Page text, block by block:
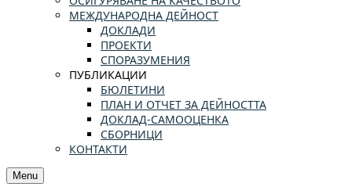
МЕЖДУНАРОДНА ДЕЙНОСТ
ДОКЛАДИ
ПРОЕКТИ
СПОРАЗУМЕНИЯ
ПУБЛИКАЦИИ
БЮЛЕТИНИ
ПЛАН И ОТЧЕТ ЗА ДЕЙНОСТТА
ДОКЛАД-САМООЦЕНКА
СБОРНИЦИ
КОНТАКТИ
Menu